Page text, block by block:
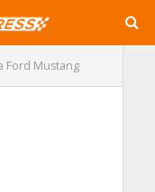
Ford Mustang